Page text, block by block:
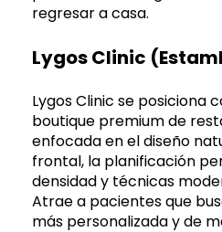
regresar a casa.
Lygos Clinic
Lygos Clinic se posiciona
boutique premium de
enfocada en el diseño
frontal, la planificación
densidad y técnicas
Atrae a pacientes que
más personalizada y de